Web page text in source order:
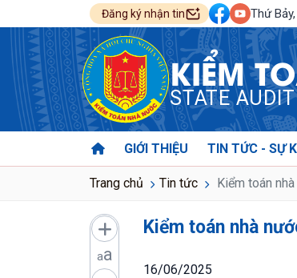
Đăng ký nhận tin Thứ
KIỂM
STATE
GIỚI THIỆU TIN TỨC - SỰ
Trang chủ Tin tức Kiểm toán
aa
Kiểm toán nhà
16/06/2025